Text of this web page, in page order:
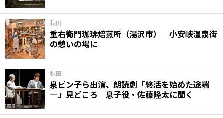
秋田
重右衛門珈琲焙煎所（湯沢市） 小安峡温泉街
の憩いの場に
秋田
泉ピン子ら出演、朗読劇「終活を始めた途端
―」見どころ 息子役・佐藤隆太に聞く